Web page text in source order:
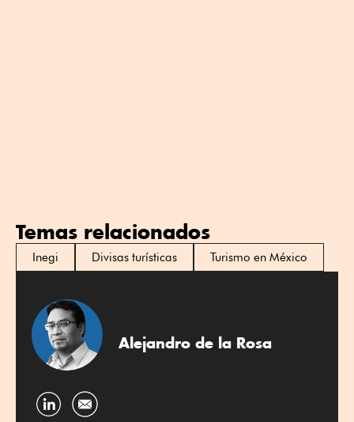
Temas relacionados
Inegi Divisas turísticas Turismo en México
Alejandro de la Rosa
Compartir